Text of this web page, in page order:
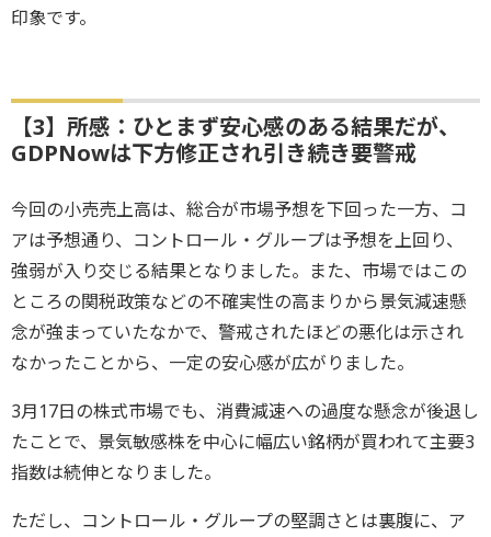
印象です。
【3】所感：ひとまず安心感のある結果だが、
GDPNowは下方修正され引き続き要警戒
今回の小売売上高は、総合が市場予想を下回った一方、コ
アは予想通り、コントロール・グループは予想を上回り、
強弱が入り交じる結果となりました。また、市場ではこの
ところの関税政策などの不確実性の高まりから景気減速懸
念が強まっていたなかで、警戒されたほどの悪化は示され
なかったことから、一定の安心感が広がりました。
3月17日の株式市場でも、消費減速への過度な懸念が後退し
たことで、景気敏感株を中心に幅広い銘柄が買われて主要3
指数は続伸となりました。
ただし、コントロール・グループの堅調さとは裏腹に、ア